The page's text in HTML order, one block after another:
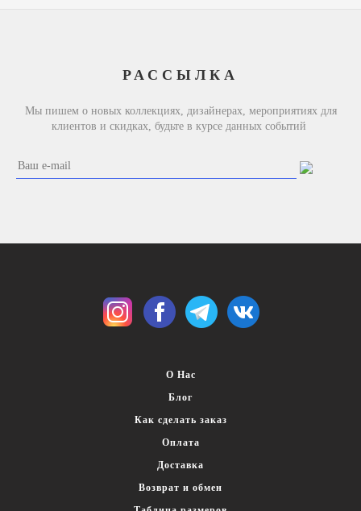
Украшения
Браслеты
Колье
РАССЫЛКА
Мы пишем о новых коллекциях, дизайнерах, мероприятиях для
клиентов и скидках, будьте в курсе данных событий
О Нас
Блог
Как сделать заказ
Оплата
Доставка
Возврат и обмен